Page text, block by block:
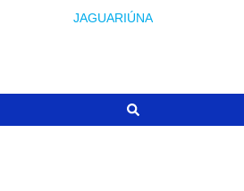
JAGUARIÚNA